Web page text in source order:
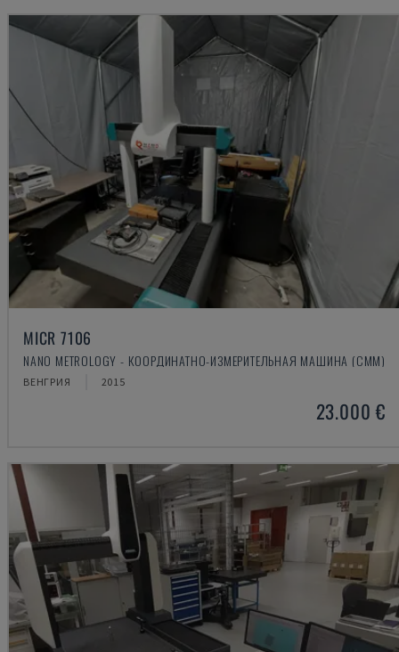
MICR 7106
NANO METROLOGY - КООРДИНАТНО-ИЗМЕРИТЕЛЬНАЯ МАШИНА (CMM)
ВЕНГРИЯ 2015
23.000 €